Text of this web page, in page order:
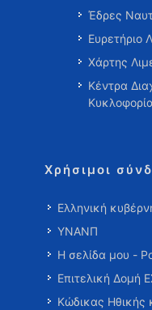
Έδρες
Ευρετήριο
Χάρτης
Κέντρα
Χρήσιμοι
Ελληνική
ΥΝΑΝΠ
Η σελίδα μου -
Επιτελική
Κώδικας Ηθικής